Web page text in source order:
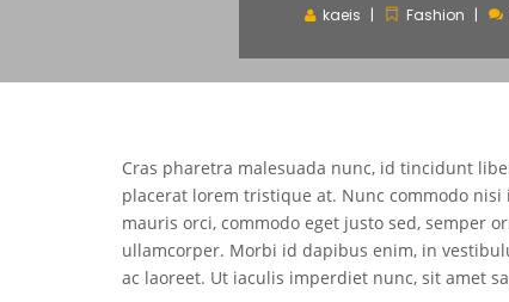
kaeis Fashion
Cras pharetra malesuada nunc, id tincidunt
placerat lorem tristique at. Nunc commodo
mauris orci, commodo eget justo sed, semper
ullamcorper. Morbi id dapibus enim, in
ac laoreet. Ut iaculis imperdiet nunc, sit amet